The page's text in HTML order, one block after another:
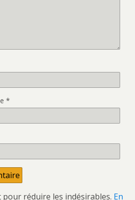
*
pour réduire les indésirables. En